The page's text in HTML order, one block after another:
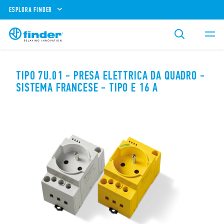
ESPLORA FINDER
TIPO 7U.01 - PRESA ELETTRICA DA QUADRO -
SISTEMA FRANCESE - TIPO E 16 A